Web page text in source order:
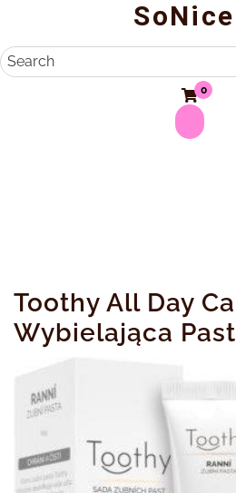
content
Search
0
Toothy All Day
Wybielająca